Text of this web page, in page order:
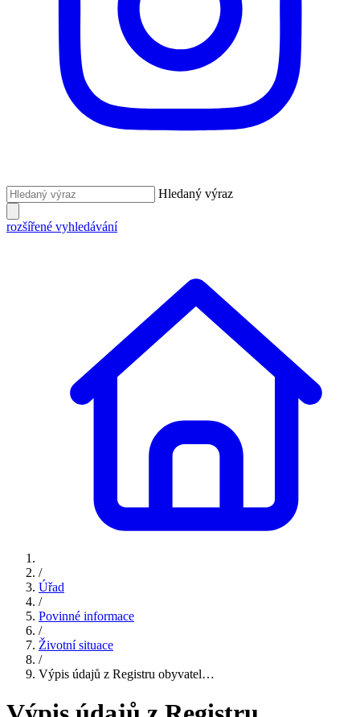
Hledaný výraz
rozšířené vyhledávání
/
Úřad
/
Povinné informace
/
Životní situace
/
Výpis údajů z Registru obyvatel…